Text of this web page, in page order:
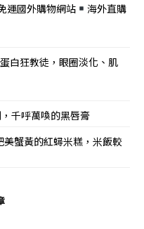
運國外購物網站
海外直購
白狂教徒，眼圈淡化、肌
千呼萬喚的黑唇膏
蟹黃的紅蟳米糕，米飯較